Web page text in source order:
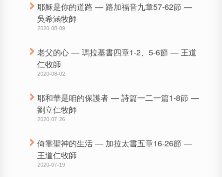
耶穌是你的道路 — 路加福音九章57-62節 —
吳希涵牧師
2020-08-09
老父的心 — 瑪拉基書四章1-2、5-6節 — 王道
仁牧師
2020-08-02
耶和華是咱的保護者 — 詩篇一二一篇1-8節 —
劉立仁牧師
2020-07-26
倚靠聖神的生活 — 加拉太書五章16-26節 —
王道仁牧師
2020-07-19